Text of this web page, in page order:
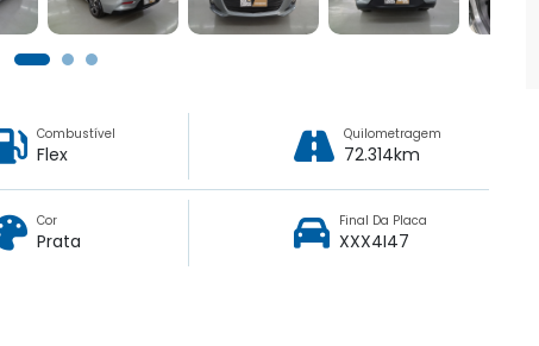
Combustível
Flex
Quilometragem
72.314km
Cor
Prata
Final Da Placa
XXX4I47